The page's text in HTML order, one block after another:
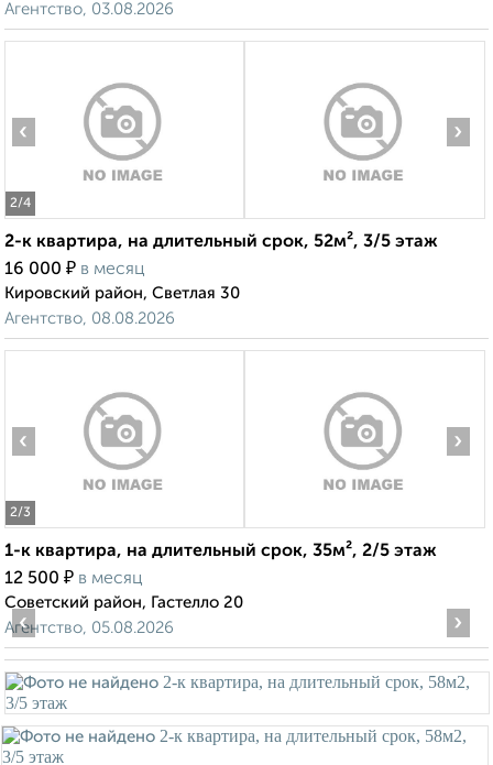
Агентство, 03.08.2026
2/4
‹ ›
2-к квартира, на длительный срок, 52м², 3/5 этаж
16 000 ₽ в месяц
Кировский район, Светлая 30
Агентство, 08.08.2026
2/3
‹ ›
1-к квартира, на длительный срок, 35м², 2/5 этаж
12 500 ₽ в месяц
Советский район, Гастелло 20
Агентство, 05.08.2026
‹ ›